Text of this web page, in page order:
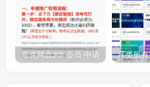
夸克网盘20t 会员 申请